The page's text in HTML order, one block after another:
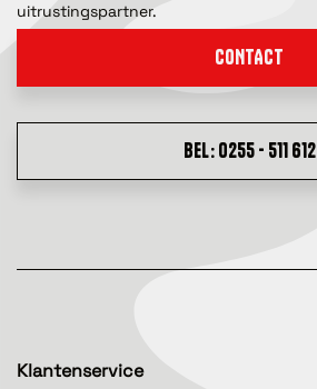
uitrustingspartner.
CONTACT
BEL: 0255 - 511 612
Klantenservice